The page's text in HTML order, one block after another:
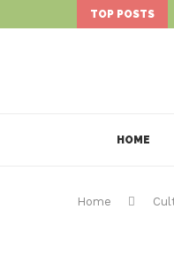
TOP POSTS
HOME
Home